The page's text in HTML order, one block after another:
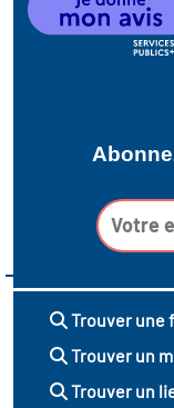
Trouver une
Trouver un
Trouver un